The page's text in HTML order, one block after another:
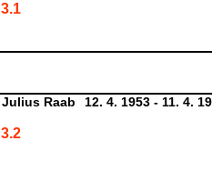
3.1
Julius Raab 12. 4. 1953 - 11. 4.
3.2